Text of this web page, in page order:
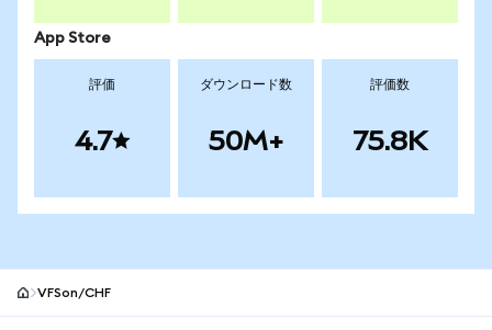
App Store
評価
4.7
ダウンロード数
50M+
評価数
75.8K
VFSon/CHF